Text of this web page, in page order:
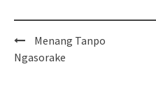
Post
navigation
Menang Tanpo
Ngasorake